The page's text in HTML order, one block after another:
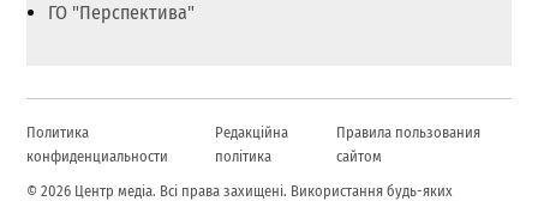
ГО "Перспектива"
Политика
конфиденциальности
Редакційна
політика
Правила пользования
сайтом
© 2026 Центр медіа. Всі права захищені. Використання будь-яких